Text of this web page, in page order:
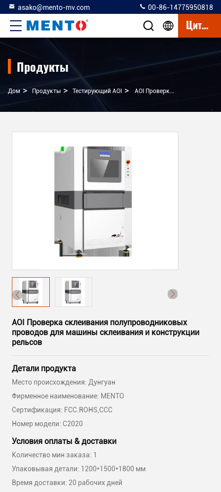
asako@mento-mv.com 00-86-14775950818
Цитата
Продукты
Дом > Продукты > Тестирующий AOI > AOI Проверка Склеивания Полупроводниковых Проводов Для Машины Склеивания И Конструкции Рельсов
AOI Проверка склеивания полупроводниковых
проводов для машины склеивания и конструкции
рельсов
Детали продукта
Место происхождения: Дунгуан
Фирменное наименование: MENTO
Сертификация: FCC.ROHS,CCC
Номер модели: С2020
Условия оплаты & доставки
Количество мин заказа: 1
Упаковывая детали: 1200*1500*1800 мм
Время доставки: 20 рабочих дней